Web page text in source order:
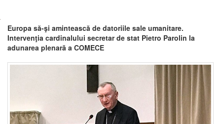
Europa să-şi amintească de datoriile sale umanitare.
Intervenţia cardinalului secretar de stat Pietro Parolin la
adunarea plenară a COMECE